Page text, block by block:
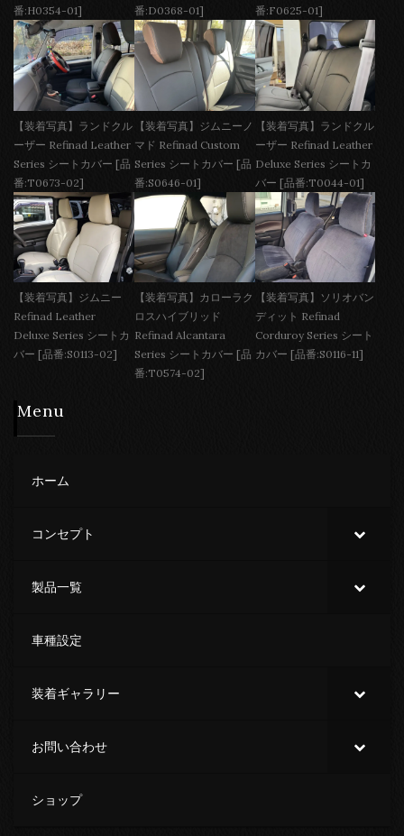
番:H0354-01]
番:D0368-01]
番:F0625-01]
【装着写真】ランドクル
ーザー Refinad Leather
Series シートカバー [品
番:T0673-02]
【装着写真】ジムニーノ
マド Refinad Custom
Series シートカバー [品
番:S0646-01]
【装着写真】ランドクル
ーザー Refinad Leather
Deluxe Series シートカ
バー [品番:T0044-01]
【装着写真】ジムニー
Refinad Leather
Deluxe Series シートカ
バー [品番:S0113-02]
【装着写真】カローラク
ロスハイブリッド
Refinad Alcantara
Series シートカバー [品
番:T0574-02]
【装着写真】ソリオバン
ディット Refinad
Corduroy Series シート
カバー [品番:S0116-11]
Menu
ホーム
コンセプト
製品一覧
車種設定
装着ギャラリー
お問い合わせ
ショップ